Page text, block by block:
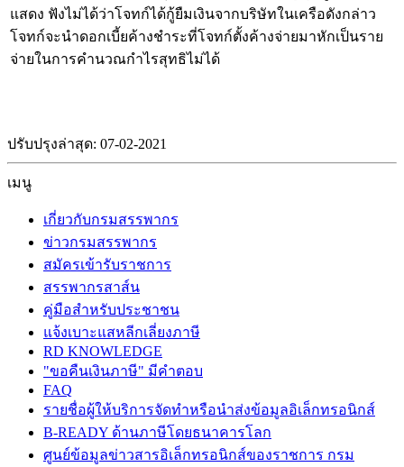
แสดง ฟังไม่ได้ว่าโจทก์ได้กู้ยืมเงินจากบริษัทในเครือดังกล่าว
โจทก์จะนำดอกเบี้ยค้างชำระที่โจทก์ตั้งค้างจ่ายมาหักเป็นราย
จ่ายในการคำนวณกำไรสุทธิไม่ได้
ปรับปรุงล่าสุด: 07-02-2021
เมนู
เกี่ยวกับกรมสรรพากร
ข่าวกรมสรรพากร
สมัครเข้ารับราชการ
สรรพากรสาส์น
คู่มือสำหรับประชาชน
แจ้งเบาะแสหลีกเลี่ยงภาษี
RD KNOWLEDGE
"ขอคืนเงินภาษี" มีคำตอบ
FAQ
รายชื่อผู้ให้บริการจัดทำหรือนำส่งข้อมูลอิเล็กทรอนิกส์
B-READY ด้านภาษีโดยธนาคารโลก
ศูนย์ข้อมูลข่าวสารอิเล็กทรอนิกส์ของราชการ กรม